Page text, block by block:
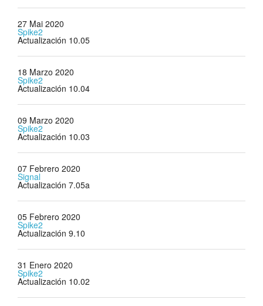
27 Mai 2020
Spike2
Actualización 10.05
18 Marzo 2020
Spike2
Actualización 10.04
09 Marzo 2020
Spike2
Actualización 10.03
07 Febrero 2020
Signal
Actualización 7.05a
05 Febrero 2020
Spike2
Actualización 9.10
31 Enero 2020
Spike2
Actualización 10.02